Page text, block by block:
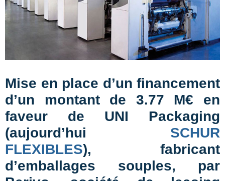
Mise en place d’un financement
d’un montant de 3.77 M€ en
faveur de UNI Packaging
(aujourd’hui SCHUR
FLEXIBLES), fabricant
d’emballages souples, par